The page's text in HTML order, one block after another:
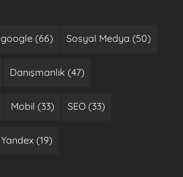
google (66) Sosyal Medya (50)
Danışmanlık (47)
Mobil (33) SEO (33)
Yandex (19)